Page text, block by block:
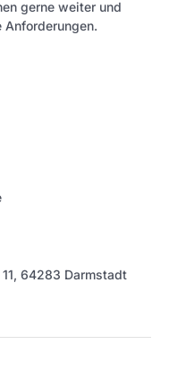
gerne weiter und
64283 Darmstadt